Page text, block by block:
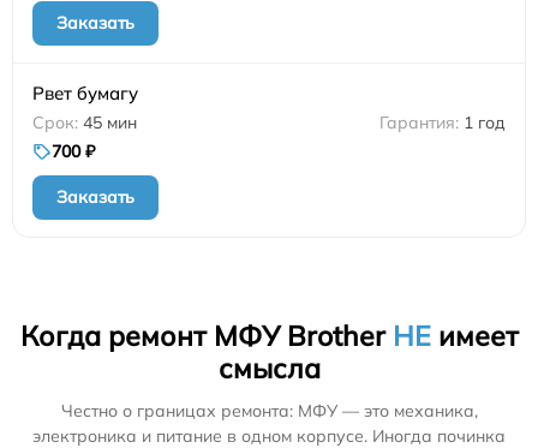
Заказать
Рвет бумагу
45 мин
1 год
700 ₽
Заказать
Когда ремонт МФУ Brother НЕимеет
смысла
Честно о границах ремонта: МФУ — это механика,
электроника и питание в одном корпусе. Иногда починка